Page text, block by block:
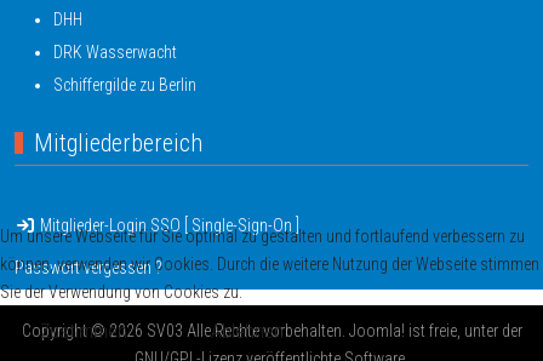
DHH
DRK Wasserwacht
Schiffergilde zu Berlin
Mitgliederbereich
Mitglieder-Login SSO [ Single-Sign-On ]
Passwort vergessen ?
Copyright © 2026 SV03 Alle Rechte vorbehalten. Joomla! ist freie, unter der
Um unsere Webseite für Sie optimal zu gestalten und fortlaufend verbessern zu
können, verwenden wir Cookies. Durch die weitere Nutzung der Webseite stimmen
Sie der Verwendung von Cookies zu.
Zustimmen Ablehnen